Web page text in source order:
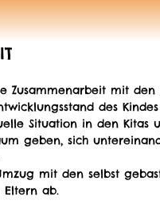
Zusammenarbeit mit
des
Situation in den Kitas
geben, sich
mit den selbst
Eltern ab.